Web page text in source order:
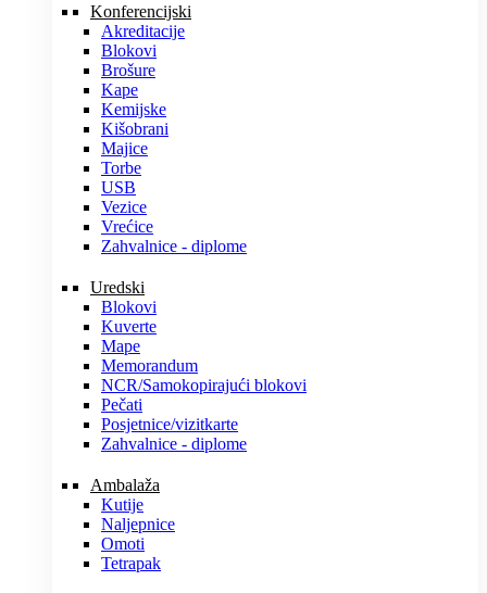
Konferencijski
Akreditacije
Blokovi
Brošure
Kape
Kemijske
Kišobrani
Majice
Torbe
USB
Vezice
Vrećice
Zahvalnice - diplome
Uredski
Blokovi
Kuverte
Mape
Memorandum
NCR/Samokopirajući blokovi
Pečati
Posjetnice/vizitkarte
Zahvalnice - diplome
Ambalaža
Kutije
Naljepnice
Omoti
Tetrapak